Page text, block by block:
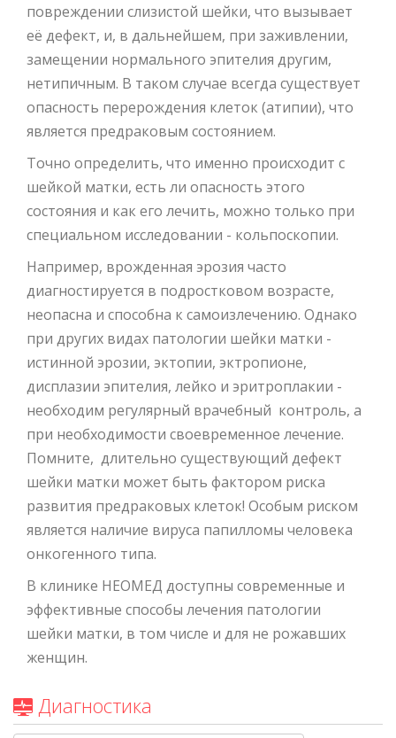
повреждении слизистой шейки, что вызывает
её дефект, и, в дальнейшем, при заживлении,
замещении нормального эпителия другим,
нетипичным. В таком случае всегда существует
опасность перерождения клеток (атипии), что
является предраковым состоянием.
Точно определить, что именно происходит с
шейкой матки, есть ли опасность этого
состояния и как его лечить, можно только при
специальном исследовании - кольпоскопии.
Например, врожденная эрозия часто
диагностируется в подростковом возрасте,
неопасна и способна к самоизлечению. Однако
при других видах патологии шейки матки -
истинной эрозии, эктопии, эктропионе,
дисплазии эпителия, лейко и эритроплакии -
необходим регулярный врачебный контроль, а
при необходимости своевременное лечение.
Помните, длительно существующий дефект
шейки матки может быть фактором риска
развития предраковых клеток! Особым риском
является наличие вируса папилломы человека
онкогенного типа.
В клинике НЕОМЕД доступны современные и
эффективные способы лечения патологии
шейки матки, в том числе и для не рожавших
женщин.
Диагностика